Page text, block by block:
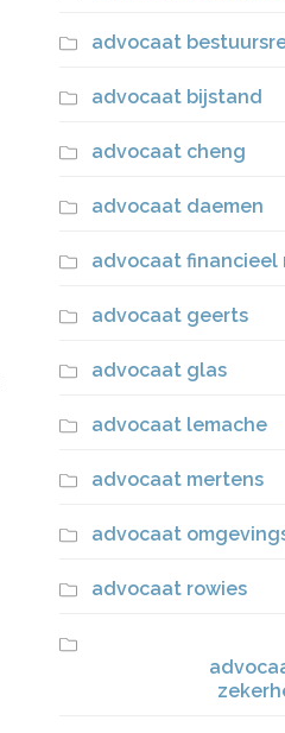
advocaat
advocaat bijstand
advocaat cheng
advocaat daemen
advocaat financieel
advocaat geerts
advocaat glas
advocaat lemache
advocaat mertens
advocaat
advocaat rowies